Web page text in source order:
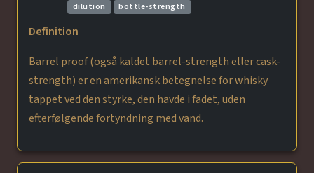
dilution
bottle-strength
Definition
Barrel proof (også kaldet barrel-strength eller cask-
strength) er en amerikansk betegnelse for whisky
tappet ved den styrke, den havde i fadet, uden
efterfølgende fortyndning med vand.